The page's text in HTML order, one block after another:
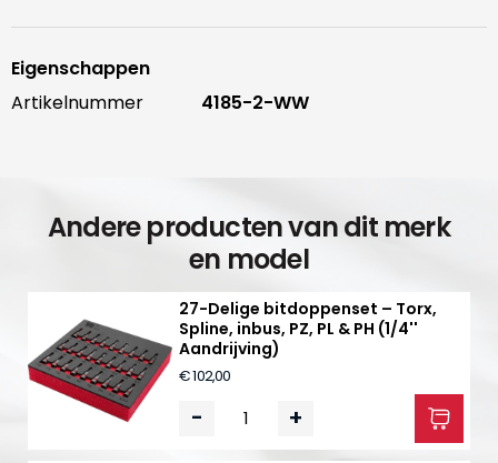
Eigenschappen
Artikelnummer
4185-2-WW
Andere producten van dit merk
en model
27-Delige bitdoppenset – Torx,
Spline, inbus, PZ, PL & PH (1/4''
Aandrijving)
€ 102,00
- +